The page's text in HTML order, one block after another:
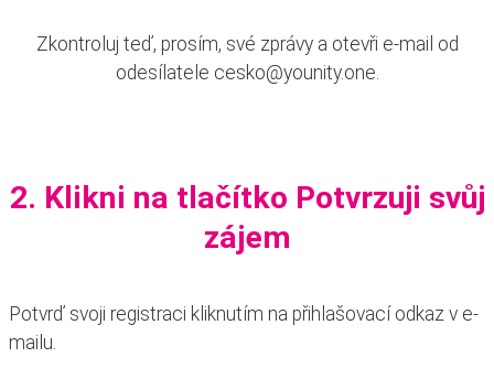
Zkontroluj teď, prosím, své zprávy a otevři e-mail od
odesílatele cesko@younity.one.
2. Klikni na tlačítko Potvrzuji svůj
zájem
Potvrď svoji registraci kliknutím na přihlašovací odkaz v e-
mailu.